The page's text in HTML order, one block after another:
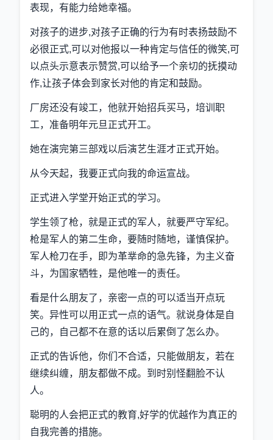
表现，有能力给她幸福。
对孩子的进步,对孩子正确的行为有时表扬鼓励不
必很正式,可以对他报以一种肯定与信任的微笑,可
以点头示意表示赞赏,可以给予一个亲切的抚摸动
作,让孩子体会到家长对他的肯定和鼓励。
厂房还没有竣工，他就开始招兵买马，培训职
工，准备明年元旦正式开工。
她在演完第三部戏以后演艺生涯才正式开始。
从今天起，我要正式向我的命运宣战。
正式进入学堂开始正式的学习。
学生领了枪，就是正式的军人，就要严守军纪。
枪是军人的第二生命，要随时随地，谨慎保护。
军人枪刀在手，即为革丵命的急先锋，为主义奋
斗，为国家牺牲，是他唯一的责任。
看是什么朋友了，亲密一点的可以适当开点玩
笑。异性可以用正式一点的语气。就说身体是自
己的，自己都不在意的话以后累倒了怎么办。
正式的告诉他，你们不合适，只能做朋友，若在
继续纠缠，朋友都做不成。到时别怪翻脸不认
人。
聪明的人会把正式的教育,好学的优越作为真正的
自我完善的措施。